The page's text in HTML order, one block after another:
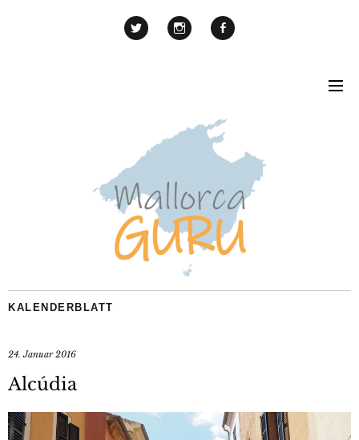
KALENDERBLATT
24. Januar 2016
Alcúdia